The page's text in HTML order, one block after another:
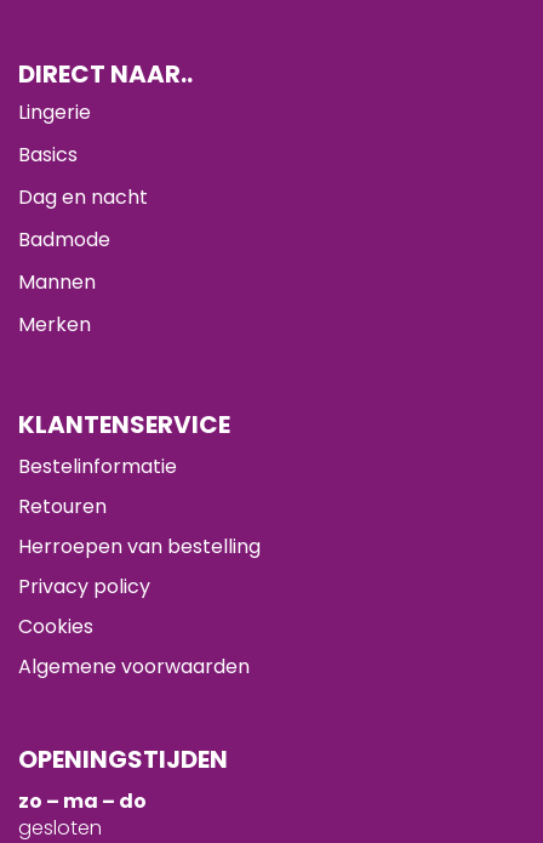
DIRECT NAAR..
Lingerie
Basics
Dag en nacht
Badmode
Mannen
Merken
KLANTENSERVICE
Bestelinformatie
Retouren
Herroepen van bestelling
Privacy policy
Cookies
Algemene voorwaarden
OPENINGSTIJDEN
zo – ma – do
gesloten